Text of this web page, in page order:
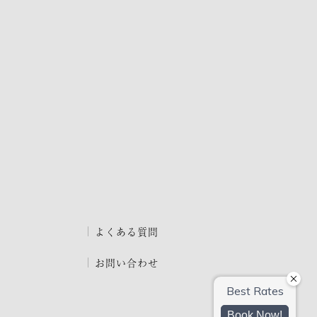
よくある質問
お問い合わせ